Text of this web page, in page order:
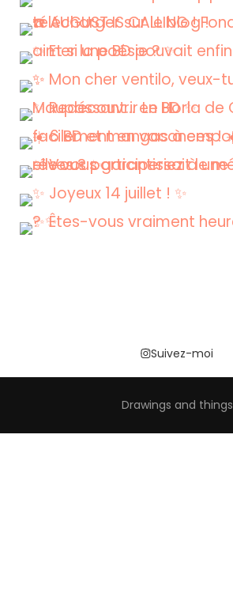
Suivez-moi
Drawings and things